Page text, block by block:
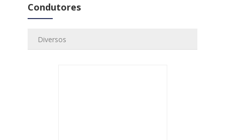
Condutores
Diversos